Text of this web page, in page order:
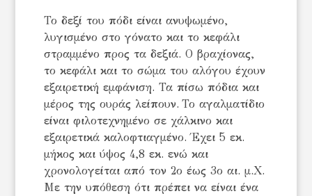
Το δεξί του πόδι είναι ανυψωμένο,
λυγισμένο στο γόνατο και το κεφάλι
στραμμένο προς τα δεξιά. Ο βραχίονας,
το κεφάλι και το σώμα του αλόγου έχουν
εξαιρετική εμφάνιση. Τα πίσω πόδια και
μέρος της ουράς λείπουν. Το αγαλματίδιο
είναι φιλοτεχνημένο σε χάλκινο και
εξαιρετικά καλοφτιαγμένο. Έχει 5 εκ.
μήκος και ύψος 4,8 εκ. ενώ και
χρονολογείται από τον 2ο έως 3ο αι. μ.Χ.
Με την υπόθεση ότι πρέπει να είναι ένα